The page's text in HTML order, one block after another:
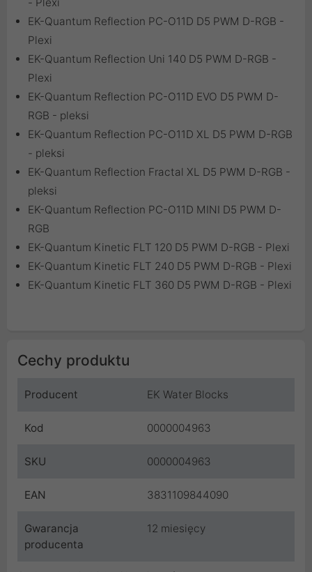
EK-Quantum Reflection PC-O11D D5 PWM D-RGB -
Plexi
EK-Quantum Reflection Uni 140 D5 PWM D-RGB -
Plexi
EK-Quantum Reflection PC-O11D EVO D5 PWM D-
RGB - pleksi
EK-Quantum Reflection PC-O11D XL D5 PWM D-RGB
- pleksi
EK-Quantum Reflection Fractal XL D5 PWM D-RGB -
pleksi
EK-Quantum Reflection PC-O11D MINI D5 PWM D-
RGB
EK-Quantum Kinetic FLT 120 D5 PWM D-RGB - Plexi
EK-Quantum Kinetic FLT 240 D5 PWM D-RGB - Plexi
EK-Quantum Kinetic FLT 360 D5 PWM D-RGB - Plexi
Cechy produktu
Producent EK Water Blocks
Kod 0000004963
SKU 0000004963
EAN 3831109844090
Gwarancja
producenta
12 miesięcy